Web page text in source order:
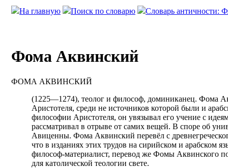
На главную Поиск по словарю Словарь античности:
Фома Аквинский
ФОМА АКВИНСКИЙ
(1225—1274), теолог и философ, доминиканец. Фома
Аристотеля, среди не источников которой были и
философии Аристотеля, он увязывал его учение с
рассматривал в отрыве от самих вещей. В споре об
Авиценны. Фома Аквинский перевёл с
что в изданиях этих трудов на сирийском и арабском
философ-материалист, перевод же Фомы Аквинского
для католической теологии свете.